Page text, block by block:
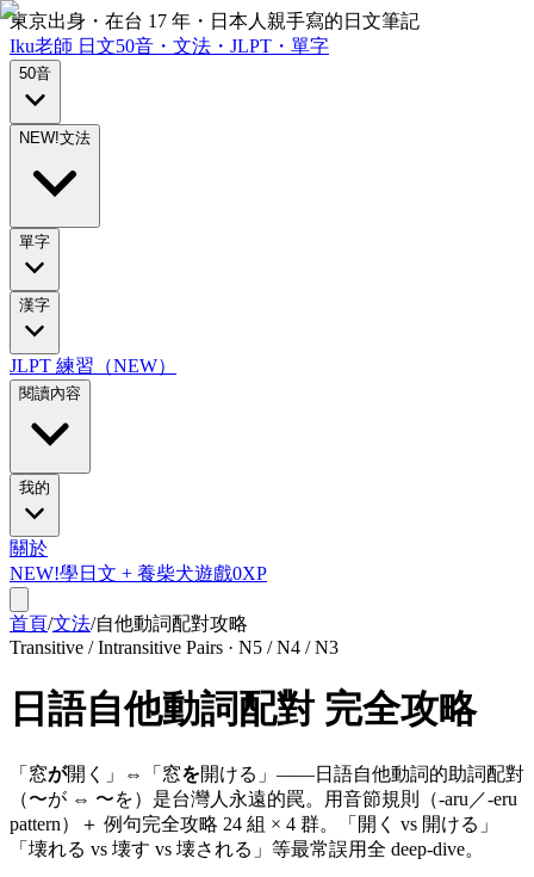
東京出身・在台 17 年・日本人親手寫的日文筆記
Iku老師 日文50音・文法・JLPT・單字
50音
NEW!文法
單字
漢字
JLPT 練習（NEW）
閱讀內容
我的
關於
NEW!學日文 + 養柴犬遊戲0XP
首頁/文法/自他動詞配對攻略
Transitive / Intransitive Pairs · N5 / N4 / N3
日語自他動詞配對 完全攻略
「 窓が開く 」⇔「 窓を開ける 」——日語自他動詞的助詞配對
（〜が ⇔ 〜を）是台灣人永遠的罠。用音節規則（-aru／-eru
pattern）＋ 例句完全攻略 24 組 × 4 群。「開く vs 開ける」
「壊れる vs 壊す vs 壊される」等最常誤用全 deep-dive。